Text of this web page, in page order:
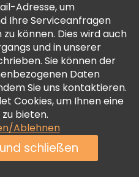
Adresse, um
Ihre Serviceanfragen
können. Dies wird auch
und in unserer
Sie können der
Daten
Sie uns kontaktieren.
Cookies, um Ihnen eine
bieten.
Ablehnen
schließen